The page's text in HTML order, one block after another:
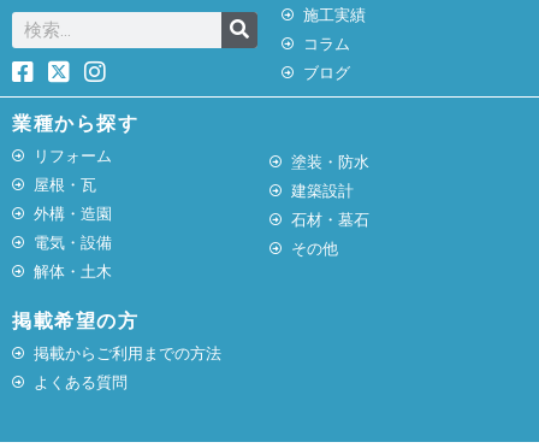
施工実績
コラム
ブログ
業種から探す
リフォーム
屋根・瓦
外構・造園
電気・設備
解体・土木
塗装・防水
建築設計
石材・墓石
その他
掲載希望の方
掲載からご利用までの方法
よくある質問